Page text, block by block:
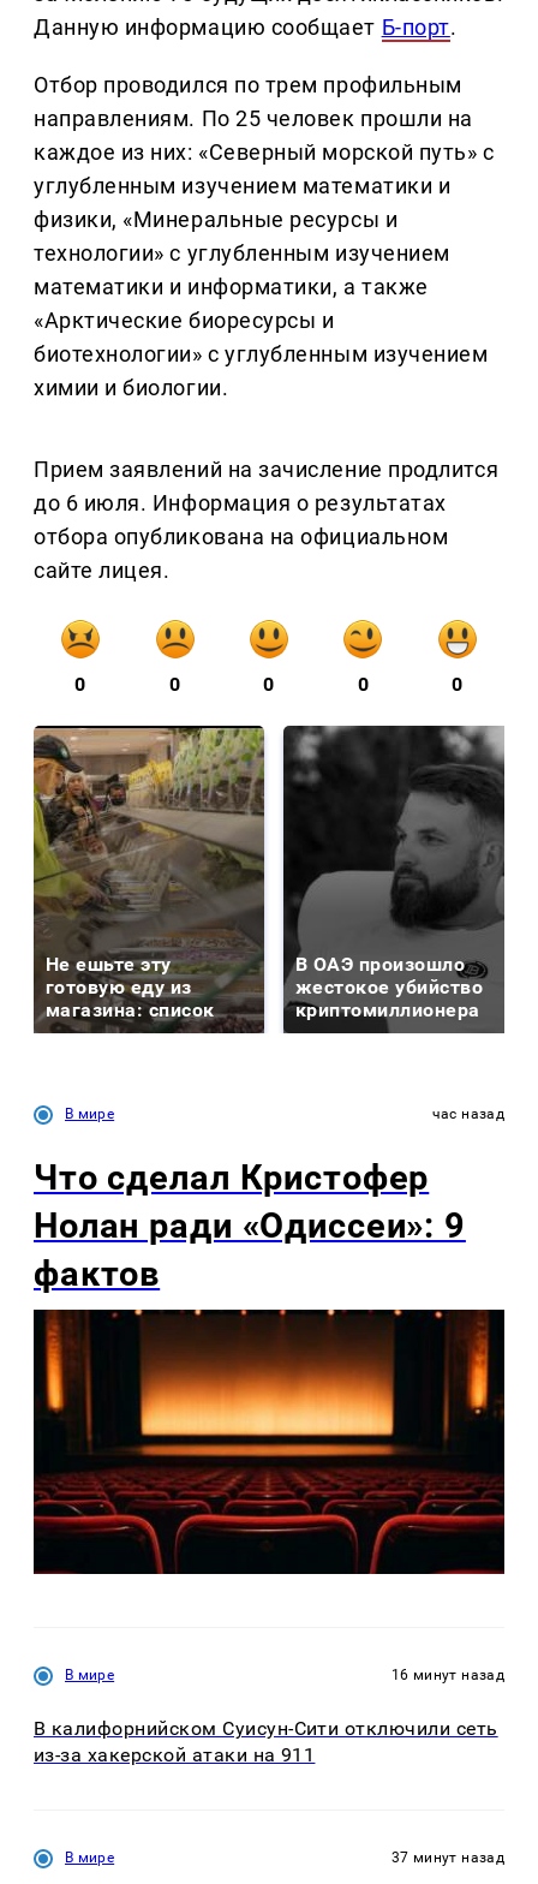
Данную информацию сообщает Б-порт.
Отбор проводился по трем профильным
направлениям. По 25 человек прошли на
каждое из них: «Северный морской путь» с
углубленным изучением математики и
физики, «Минеральные ресурсы и
технологии» с углубленным изучением
математики и информатики, а также
«Арктические биоресурсы и
биотехнологии» с углубленным изучением
химии и биологии.
Прием заявлений на зачисление продлится
до 6 июля. Информация о результатах
отбора опубликована на официальном
сайте лицея.
0 0 0 0 0
Не ешьте эту
готовую еду из
магазина: список
В ОАЭ произошло
жестокое убийство
криптомиллионера
В мире час назад
Что сделал Кристофер
Нолан ради «Одиссеи»: 9
фактов
В мире 16 минут назад
В калифорнийском Суисун-Сити отключили сеть
из-за хакерской атаки на 911
В мире 37 минут назад